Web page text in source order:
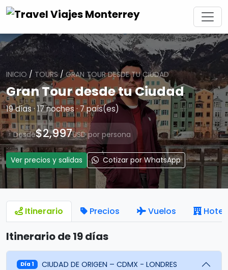
INICIO / TOURS/GRAN TOUR DESDE TU CIUDAD
Gran Tour desde tu Ciudad
19 días · 17 noches · 7 país(es)
Desde$2,997USD por persona
Ver precios y salidas Cotizar por WhatsApp
Itinerario Precios Vuelos
Itinerario de 19 días
Día 1 CIUDAD DE ORIGEN – CDMX - LONDRES